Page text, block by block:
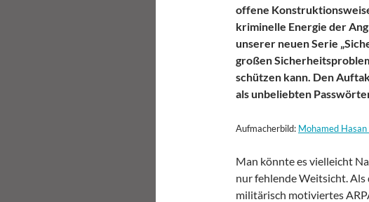
offene
kriminelle Energie der
unserer neuen Serie
großen
schützen kann. Den
als unbeliebten
Aufmacherbild: Mohamed
Man könnte es vielleicht
nur fehlende Weitsicht. Als
militärisch motiviertes